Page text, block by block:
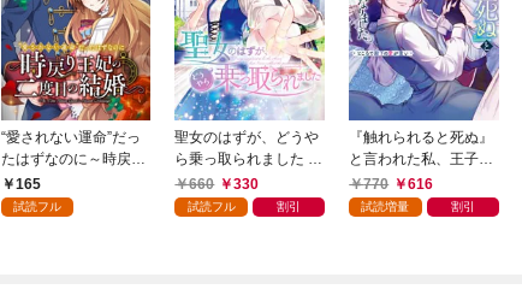
“愛されない運命”だっ
たはずなのに～時戻り
王妃の二度目の結婚～
１
165
試読フル
聖女のはずが、どうや
ら乗っ取られました 1
巻660 330
試読フル 割引
『触れられると死ぬ』
と言われた私、王子に
触れたら最強の大聖女
になりました。ところ
770 616
試読増量 割引